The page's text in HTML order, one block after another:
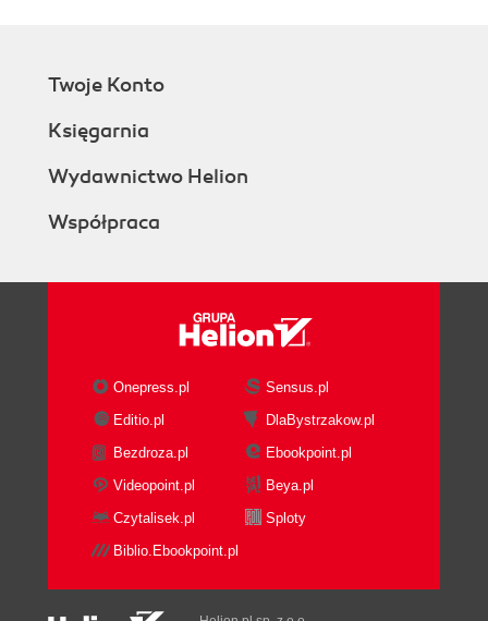
Twoje Konto
Księgarnia
Wydawnictwo Helion
Współpraca
Onepress.pl
Sensus.pl
Editio.pl
DlaBystrzakow.pl
Bezdroza.pl
Ebookpoint.pl
Videopoint.pl
Beya.pl
Czytalisek.pl
Sploty
Biblio.Ebookpoint.pl